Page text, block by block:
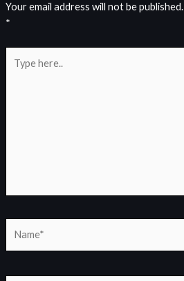
Your email address will not be published.
*
here..